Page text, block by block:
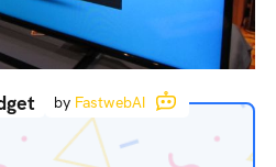
by FastwebAI